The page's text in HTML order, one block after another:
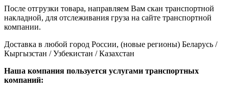
После отгрузки товара, направляем Вам скан транспортной
накладной, для отслеживания груза на сайте транспортной
компании.
Доставка в любой город России, (новые регионы) Беларусь /
Кыргызстан / Узбекистан / Казахстан
Наша компания пользуется услугами транспортных
компаний: